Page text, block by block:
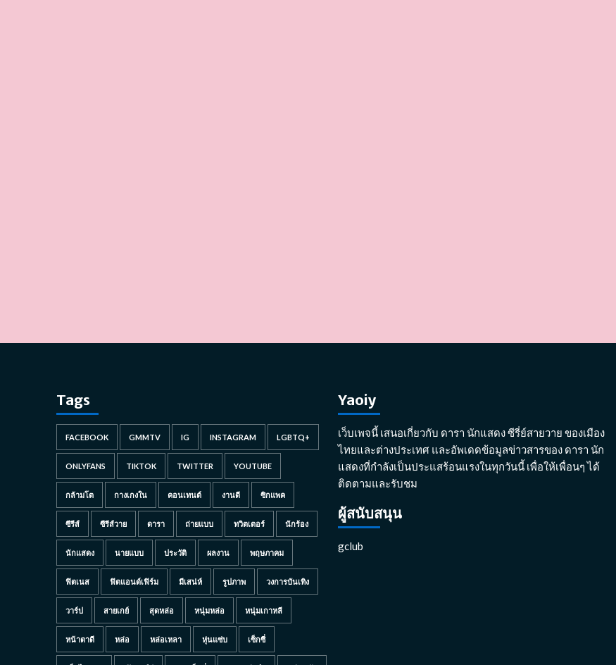
Tags
FACEBOOK GMMTV IG INSTAGRAM LGBTQ+
ONLYFANS TIKTOK TWITTER YOUTUBE
กล้ามโต กางเกงใน คอนเทนต์ งานดี ซิกแพค
ซีรีส์ ซีรีส์วาย ดารา ถ่ายแบบ ทวิตเตอร์ นักร้อง
นักแสดง นายแบบ ประวัติ ผลงาน พฤษภาคม
ฟิตเนส ฟิตแอนด์เฟิร์ม มีเสน่ห์ รูปภาพ วงการบันเทิง
วาร์ป สายเกย์ สุดหล่อ หนุ่มหล่อ หนุ่มเกาหลี
หน้าตาดี หล่อ หล่อเหลา หุ่นแซ่บ เซ็กซี่
Yaoiy
เว็บเพจนี้ เสนอเกี่ยวกับ ดารา นักแสดง ซีรี่ย์สายวาย ของเมือง
ไทยและต่างประเทศ และอัพเดดข้อมูลข่าวสารของ ดารา นัก
แสดงที่กำลังเป็นประแสร้อนแรงในทุกวันนี้ เพื่อให้เพื่อนๆ ได้
ติดตามและรับชม
ผู้สนับสนุน
gclub